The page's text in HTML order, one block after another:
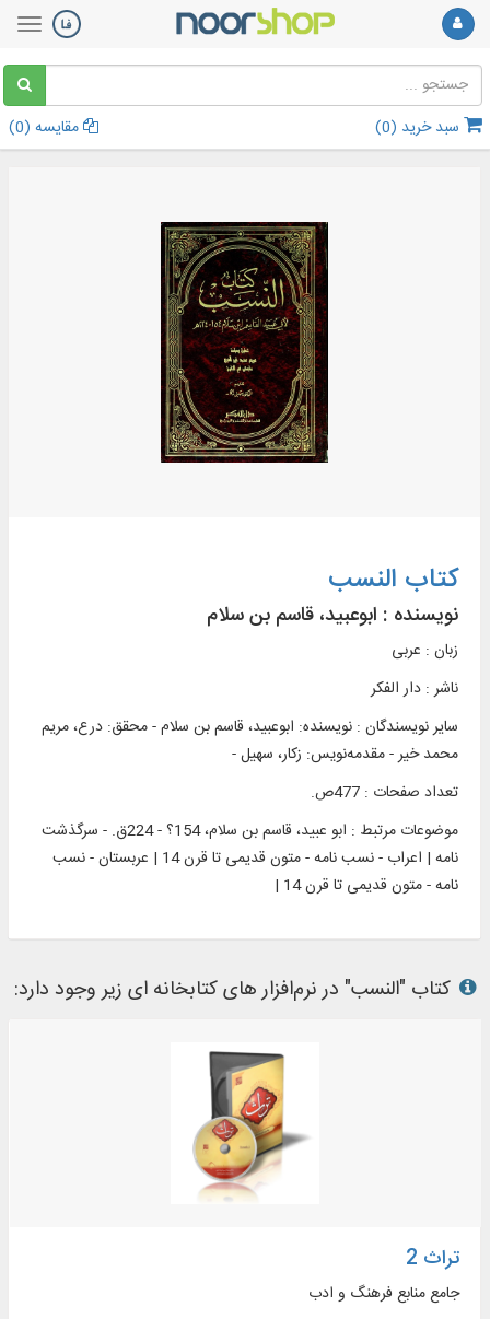
سبد خرید (0
) مقایسه (0
)
کتاب النسب
نویسنده : ابوعبید، قاسم بن سلام
زبان : عربی
ناشر : دار الفکر
سایر نویسندگان : نویسنده: ابوعبید، قاسم بن سلام - محقق: درع، مریم
محمد خیر - مقدمهنويس: زکار، سهیل -
تعداد صفحات : 477ص.
موضوعات مرتبط :
ابو عبید، قاسم بن سلام، 154؟ - 224ق. - سرگذشت
نامه | اعراب - نسب نامه - متون قدیمی تا قرن 14 | عربستان - نسب
نامه - متون قدیمی تا قرن 14 |
کتاب "النسب" در نرم‌افزار های کتابخانه ای زیر وجود دارد:
تراث 2
جامع منابع فرهنگ و ادب